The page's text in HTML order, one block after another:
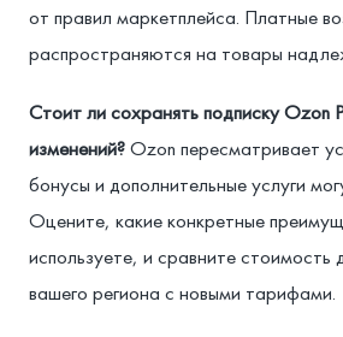
от правил маркетплейса. Платные
распространяются на товары
Стоит ли сохранять подписку Ozon
изменений?Ozon пересматривает
бонусы и дополнительные услуги
Оцените, какие конкретные
используете, и сравните стоимость
вашего региона с новыми тарифами.